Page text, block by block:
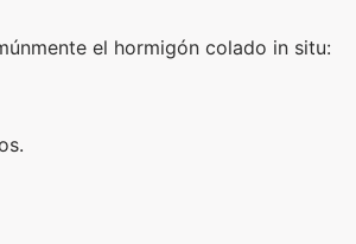
el hormigón colado in situ: